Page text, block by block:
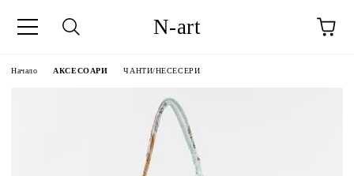
N-art
Начало АКСЕСОАРИ ЧАНТИ/НЕСЕСЕРИ